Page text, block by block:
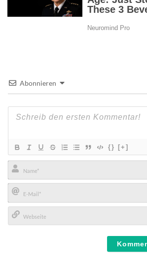
Abonnieren
{} [+]
Name*
E-
Mail*